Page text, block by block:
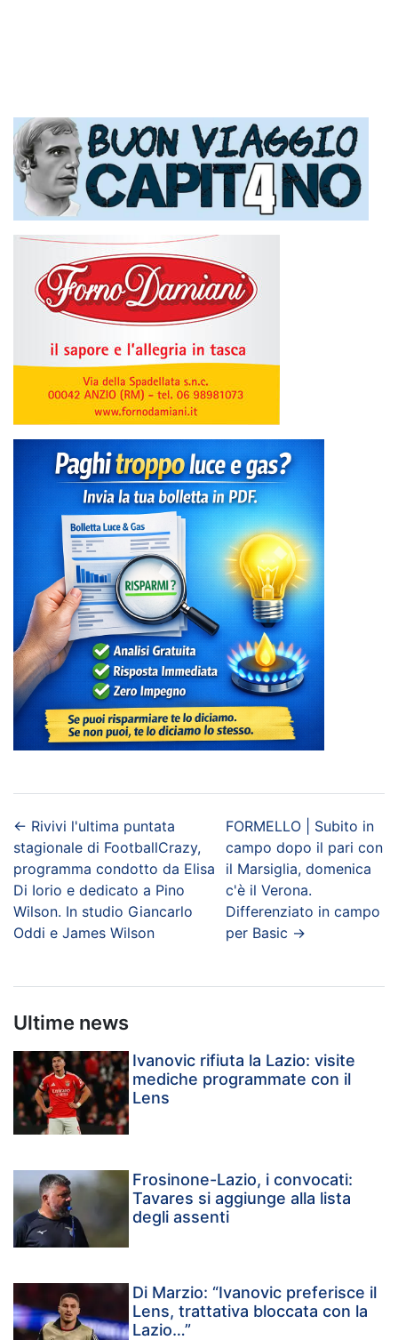
← Rivivi l'ultima puntata
stagionale di FootballCrazy,
programma condotto da Elisa
Di Iorio e dedicato a Pino
Wilson. In studio Giancarlo
Oddi e James Wilson
FORMELLO | Subito in
campo dopo il pari con
il Marsiglia, domenica
c'è il Verona.
Differenziato in campo
per Basic →
Ultime news
Ivanovic rifiuta la Lazio: visite
mediche programmate con il
Lens
Frosinone-Lazio, i convocati:
Tavares si aggiunge alla lista
degli assenti
Di Marzio: “Ivanovic preferisce il
Lens, trattativa bloccata con la
Lazio…”